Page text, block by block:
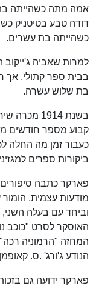
אמה מתה כשהייתה
דודה טבע בטיטניק
כשהייתה בת עשרים.
למרות שאביה ג'ייקוב
בבית ספר קתולי, אך
בת שלוש עשרה.
בשנת 1914
קבוע מספר חודשים
כעבור זמן מה החלה
ביקורות ספרים
פארקר כתבה סיפורים
מודעות עצמית, הומור
וביחד עם בעלה
המחזה "הרמוניה
הנודע ג'ורג' .ס.
פארקר ידועה גם